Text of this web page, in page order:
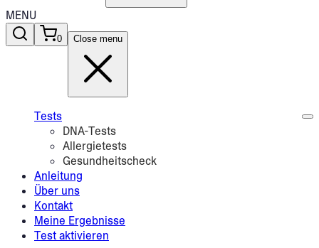
MENU
0 Close menu
Tests
DNA-Tests
Allergietests
Gesundheitscheck
Anleitung
Über uns
Kontakt
Meine Ergebnisse
Test aktivieren